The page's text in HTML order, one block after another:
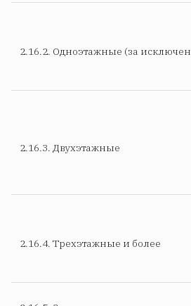
2.16.2. Одноэтажные (за
2.16.3. Двухэтажные
2.16.4. Трехэтажные и более